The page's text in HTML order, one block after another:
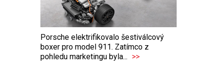
Porsche elektrifikovalo šestiválcový
boxer pro model 911. Zatímco z
pohledu marketingu byla... >>